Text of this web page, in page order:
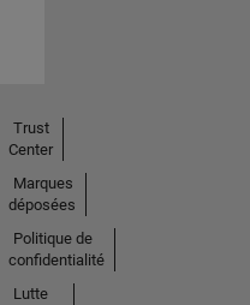
Trust
Center
Marques
déposées
Politique de
confidentialité
Lutte